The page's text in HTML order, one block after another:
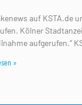
auf KSTA.de
Kölner
aufgerufen.“
»